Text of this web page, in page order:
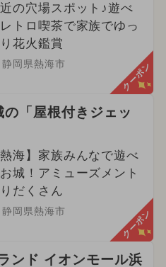
の穴場スポット♪遊べ
トロ喫茶で家族でゆっ
花火鑑賞
静岡県熱海市 クーポン
「屋根付きジェッ
熱海】家族みんなで遊べ
城！アミューズメント
だくさん
静岡県熱海市 クーポン
ンド イオンモール浜